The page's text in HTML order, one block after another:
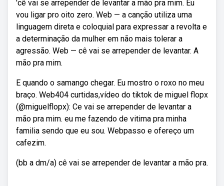
'cê vai se arrepender de levantar a mão pra mim. Eu
vou ligar pro oito zero. Web — a canção utiliza uma
linguagem direta e coloquial para expressar a revolta e
a determinação da mulher em não mais tolerar a
agressão. Web — cê vai se arrepender de levantar. A
mão pra mim.
E quando o samango chegar. Eu mostro o roxo no meu
braço. Web404 curtidas,vídeo do tiktok de miguel flopx
(@miguelflopx): Ce vai se arrepender de levantar a
mão pra mim. eu me fazendo de vitima pra minha
familia sendo que eu sou. Webpasso e ofereço um
cafezim.
(bb a dm/a) cê vai se arrepender de levantar a mão pra.